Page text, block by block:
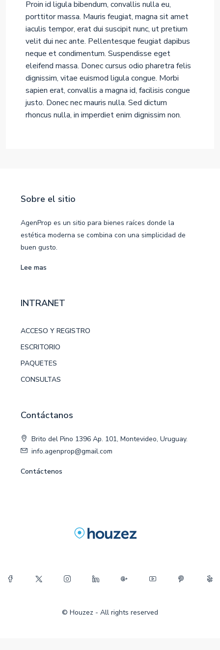
Proin id ligula bibendum, convallis nulla eu,
porttitor massa. Mauris feugiat, magna sit amet
iaculis tempor, erat dui suscipit nunc, ut pretium
velit dui nec ante. Pellentesque feugiat dapibus
neque et condimentum. Suspendisse eget
eleifend massa. Donec cursus odio pharetra felis
dignissim, vitae euismod ligula congue. Morbi
sapien erat, convallis a magna id, facilisis congue
justo. Donec nec mauris nulla. Sed dictum
rhoncus nulla, in imperdiet enim dignissim non.
Sobre el sitio
AgenProp es un sitio para bienes raíces donde la
estética moderna se combina con una simplicidad de
buen gusto.
Lee mas
INTRANET
ACCESO Y REGISTRO
ESCRITORIO
PAQUETES
CONSULTAS
Contáctanos
Brito del Pino 1396 Ap. 101, Montevideo, Uruguay.
info.agenprop@gmail.com
Contáctenos
© Houzez - All rights reserved